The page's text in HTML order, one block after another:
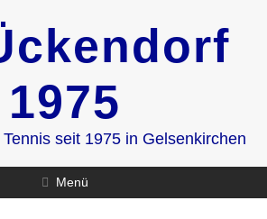
1975
seit 1975 in Gelsenkirchen
Menü